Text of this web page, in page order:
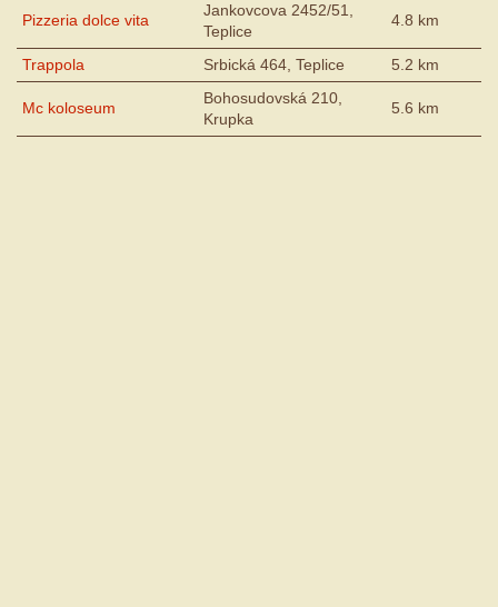
Pizzeria dolce vita
Jankovcova 2452/51,
Teplice
4.8 km
Trappola Srbická 464, Teplice 5.2 km
Mc koloseum
Bohosudovská 210,
Krupka
5.6 km